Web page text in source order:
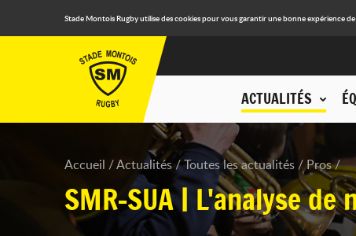
Stade Montois Rugby utilise des cookies pour vous garantir une bonne expérience
ACTUALITÉS
Accueil Actualités Toutes les actualités Pros
SMR-SUA | L'analyse